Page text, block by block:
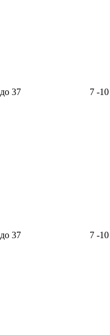
до 37 7 -10
до 37 7 -10